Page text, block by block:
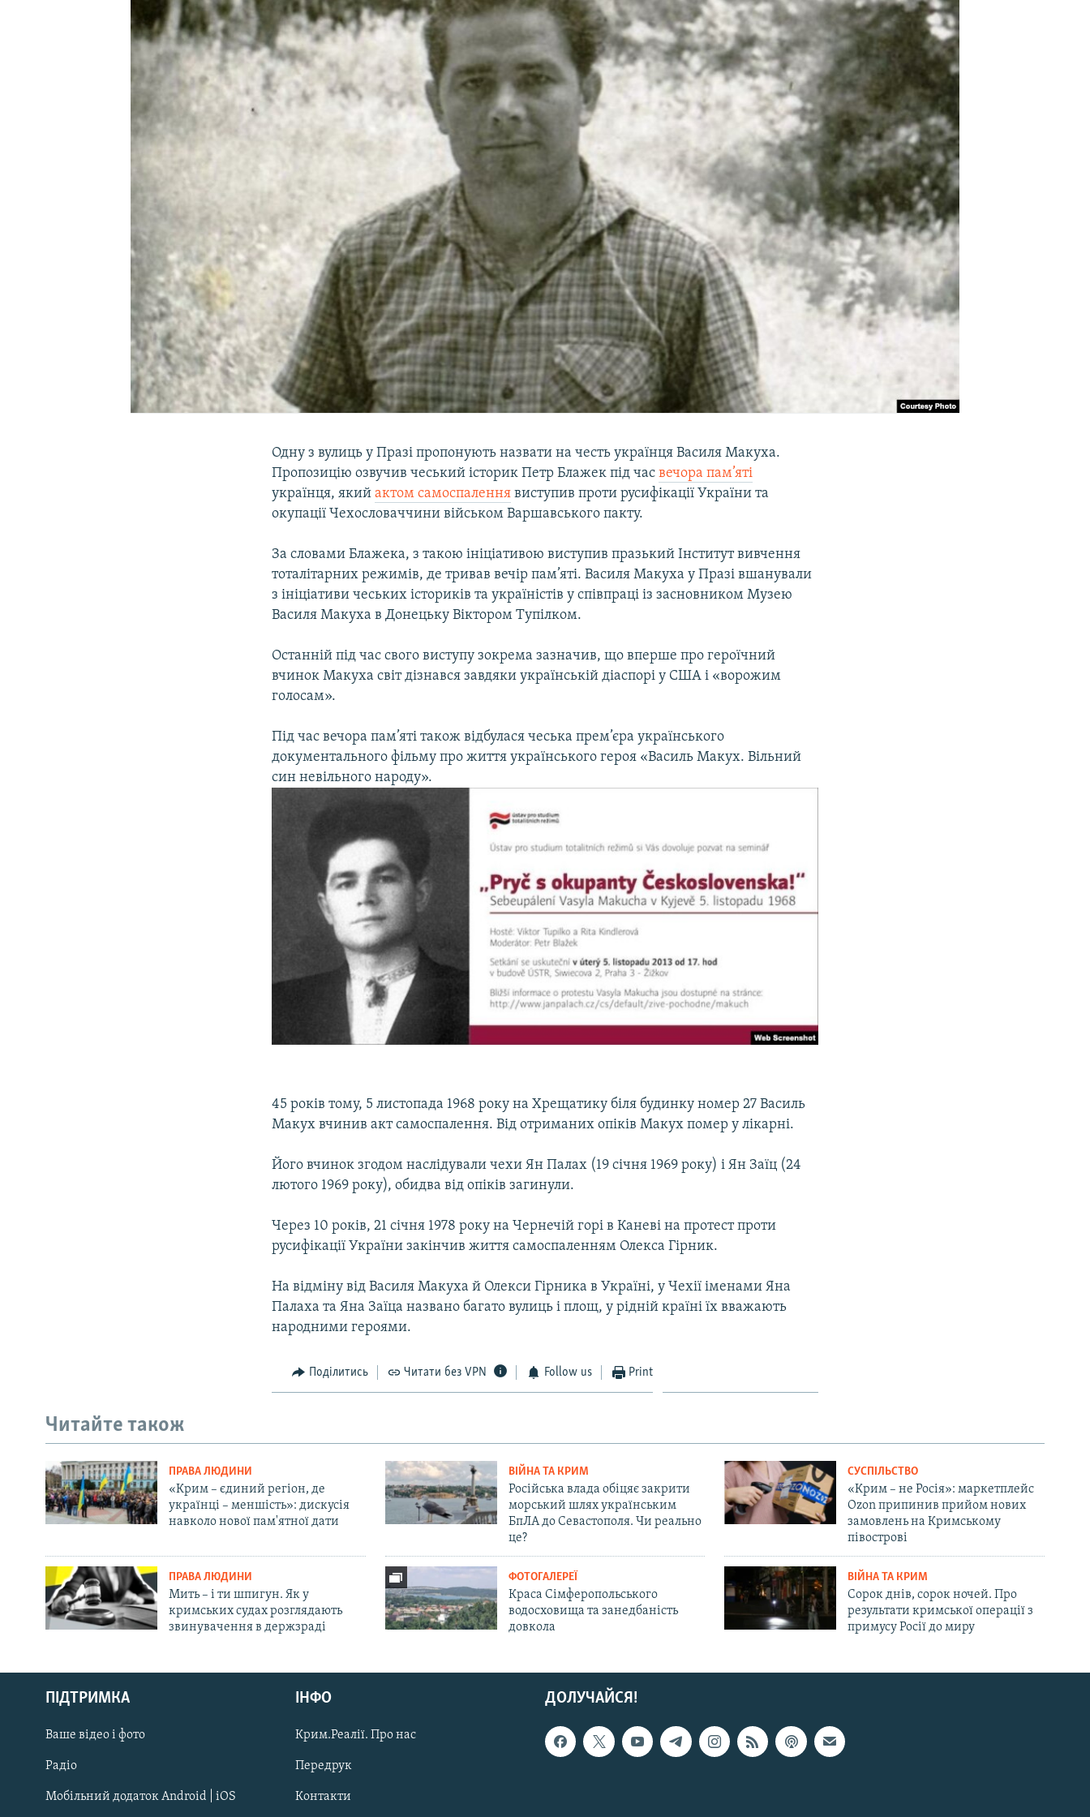
УКРАЇНСЬКА ПРОБЛЕМА КРИМУ
Русский
Qırımtatar
ДОЛУЧАЙСЯ!
Одну з вулиць у Празі пропонують назвати на честь українця Василя Макуха.
Пропозицію озвучив чеський історик Петр Блажек під часвечора пам’яті
українця, якийактом самоспалення виступив проти русифікації України та
окупації Чехословаччини військом Варшавського пакту.
За словами Блажека, з такою ініціативою виступив празький Інститут вивчення
тоталітарних режимів, де тривав вечір пам’яті. Василя Макуха у Празі вшанували
з ініціативи чеських істориків та україністів у співпраці із засновником Музею
Василя Макуха в Донецьку Віктором Тупілком.
Останній під час свого виступу зокрема зазначив, що вперше про героїчний
вчинок Макуха світ дізнався завдяки українській діаспорі у США і «ворожим
голосам».
Під час вечора пам’яті також відбулася чеська прем’єра українського
документального фільму про життя українського героя «Василь Макух. Вільний
син невільного народу».
45 років тому, 5 листопада 1968 року на Хрещатику біля будинку номер 27 Василь
Макух вчинив акт самоспалення. Від отриманих опіків Макух помер у лікарні.
Його вчинок згодом наслідували чехи Ян Палах (19 січня 1969 року) і Ян Заїц (24
лютого 1969 року), обидва від опіків загинули.
Через 10 років, 21 січня 1978 року на Чернечій горі в Каневі на протест проти
русифікації України закінчив життя самоспаленням Олекса Гірник.
На відміну від Василя Макуха й Олекси Гірника в Україні, у Чехії іменами Яна
Палаха та Яна Заїца названо багато вулиць і площ, у рідній країні їх вважають
народними героями.
Поділитись Читати без VPN Follow us Print
Читайте також
ПРАВА ЛЮДИНИ
«Крим – єдиний регіон, де
українці – меншість»: дискусія
навколо нової пам'ятної дати
ВІЙНА ТА КРИМ
Російська влада обіцяє закрити
морський шлях українським
БпЛА до Севастополя. Чи реально
це?
СУСПІЛЬСТВО
«Крим – не Росія»: маркетплейс
Ozon припинив прийом нових
замовлень на Кримському
півострові
ПРАВА ЛЮДИНИ
Мить – і ти шпигун. Як у
кримських судах розглядають
звинувачення в держзраді
ФОТОГАЛЕРЕЇ
Краса Сімферопольського
водосховища та занедбаність
довкола
ВІЙНА ТА КРИМ
Сорок днів, сорок ночей. Про
результати кримської операції з
примусу Росії до миру
ДОЛУЧАЙСЯ!
ПІДТРИМКА
Ваше відео і фото
Радіо
Мобільний додаток Android | iOS
ІНФО
Крим.Реалії. Про нас
Передрук
Контакти